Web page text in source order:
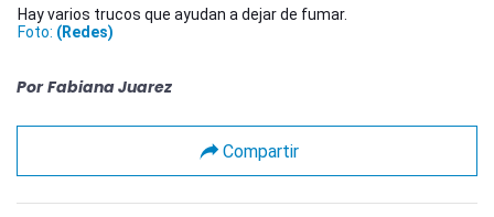
Hay varios trucos que ayudan a dejar de fumar.
Foto: (Redes)
Por Fabiana Juarez
Compartir